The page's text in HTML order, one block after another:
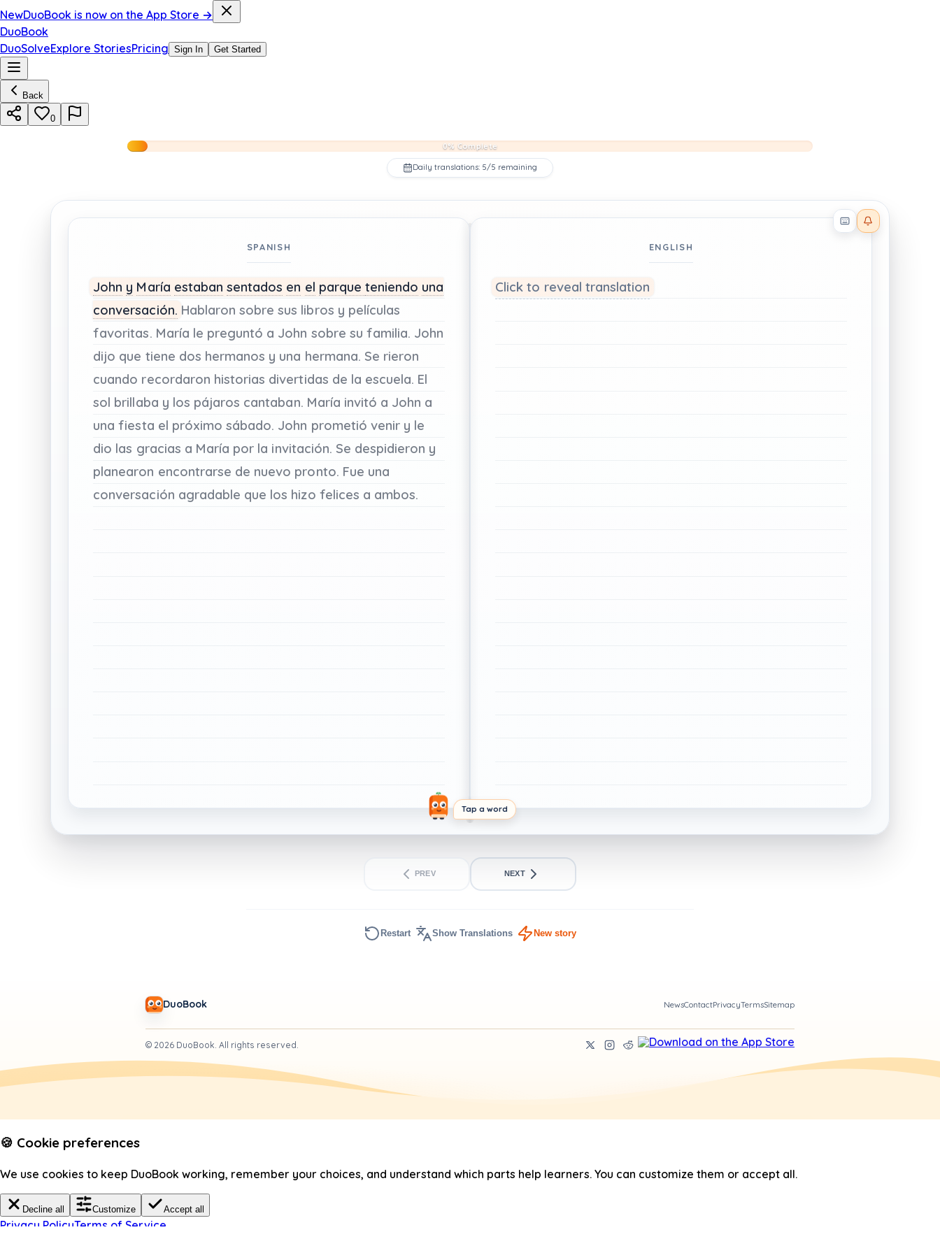
NewDuoBook is now on the App Store →
DuoBook
DuoSolveExplore StoriesPricing Sign In Get Started
Back
0
0% Complete
Daily translations: 5/5 remaining
Reader effects on
Tap a word
SPANISH
John y María estaban sentados en el parque teniendo una
conversación. Hablaron sobre sus libros y películas
favoritas. María le preguntó a John sobre su familia. John
dijo que tiene dos hermanos y una hermana. Se rieron
cuando recordaron historias divertidas de la escuela. El
sol brillaba y los pájaros cantaban. María invitó a John a
una fiesta el próximo sábado. John prometió venir y le
dio las gracias a María por la invitación. Se despidieron y
planearon encontrarse de nuevo pronto. Fue una
conversación agradable que los hizo felices a ambos.
ENGLISH
Click to reveal translation
PREV NEXT
Restart Show Translations New story
DuoBook NewsContactPrivacyTermsSitemap
© 2026 DuoBook. All rights reserved.
🍪 Cookie preferences
We use cookies to keep DuoBook working, remember your choices, and understand which parts help learners. You can customize them or accept all.
Decline all Customize Accept all
Privacy PolicyTerms of Service